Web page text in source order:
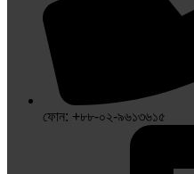
ফোন: +৮৮-০২-৯৬১৩৬১৫